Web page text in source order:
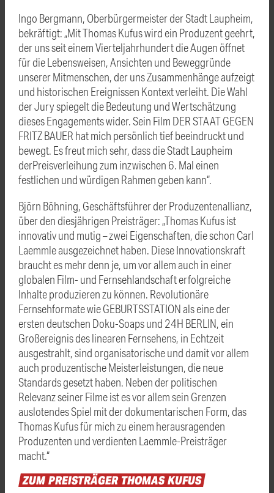
Ingo Bergmann, Oberbürgermeister der Stadt Laupheim,
bekräftigt: „Mit Thomas Kufus wird ein Produzent geehrt,
der uns seit einem Vierteljahrhundert die Augen öffnet
für die Lebensweisen, Ansichten und Beweggründe
unserer Mitmenschen, der uns Zusammenhänge aufzeigt
und historischen Ereignissen Kontext verleiht. Die Wahl
der Jury spiegelt die Bedeutung und Wertschätzung
dieses Engagements wider. Sein Film DER STAAT GEGEN
FRITZ BAUER hat mich persönlich tief beeindruckt und
bewegt. Es freut mich sehr, dass die Stadt Laupheim
derPreisverleihung zum inzwischen 6. Mal einen
festlichen und würdigen Rahmen geben kann“.
Björn Böhning, Geschäftsführer der Produzentenallianz,
über den diesjährigen Preisträger: „Thomas Kufus ist
innovativ und mutig – zwei Eigenschaften, die schon Carl
Laemmle ausgezeichnet haben. Diese Innovationskraft
braucht es mehr denn je, um vor allem auch in einer
globalen Film- und Fernsehlandschaft erfolgreiche
Inhalte produzieren zu können. Revolutionäre
Fernsehformate wie GEBURTSSTATION als eine der
ersten deutschen Doku-Soaps und 24H BERLIN, ein
Großereignis des linearen Fernsehens, in Echtzeit
ausgestrahlt, sind organisatorische und damit vor allem
auch produzentische Meisterleistungen, die neue
Standards gesetzt haben. Neben der politischen
Relevanz seiner Filme ist es vor allem sein Grenzen
auslotendes Spiel mit der dokumentarischen Form, das
Thomas Kufus für mich zu einem herausragenden
Produzenten und verdienten Laemmle-Preisträger
macht.“
ZUM PREISTRÄGER THOMASKUFUS